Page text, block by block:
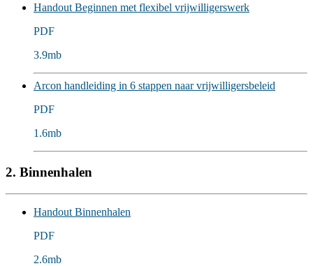
Handout Beginnen met flexibel vrijwilligerswerk
PDF
3.9mb
Arcon handleiding in 6 stappen naar vrijwilligersbeleid
PDF
1.6mb
2. Binnenhalen
Handout Binnenhalen
PDF
2.6mb